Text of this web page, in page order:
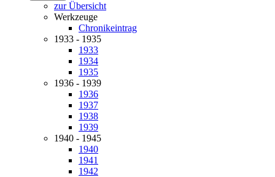
zur Übersicht
Werkzeuge
Chronikeintrag
1933 - 1935
1933
1934
1935
1936 - 1939
1936
1937
1938
1939
1940 - 1945
1940
1941
1942